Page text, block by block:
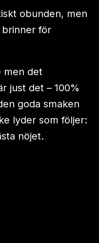
obunden, men
brinner för
men det
just det – 100%
goda smaken
lyder som följer:
nöjet.